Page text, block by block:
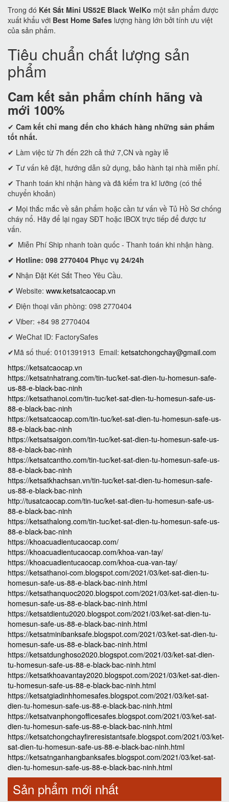
Trong đó Két Sắt Mini US52E Black WelKo một sản phẩm được
xuất khẩu với Best Home Safes lượng hàng lớn bởi tính ưu việt
của sản phẩm.
Tiêu chuẩn chất lượng sản
phẩm
Cam kết sản phẩm chính hãng và
mới 100%
✔ Cam kết chỉ mang đến cho khách hàng những sản phẩm
tốt nhất.
✔ Làm việc từ 7h đến 22h cả thứ 7,CN và ngày lễ
✔ Tư vấn kê đặt, hướng dẫn sử dụng, bảo hành tại nhà miễn phí.
✔ Thanh toán khi nhận hàng và đã kiểm tra kĩ lưỡng (có thể
chuyển khoản)
✔ Mọi thắc mắc về sản phẩm hoặc cần tư vấn về Tủ Hồ Sơ chống
cháy nổ. Hãy để lại ngay SĐT hoặc IBOX trực tiếp để được tư
vấn.
✔ Miễn Phí Ship nhanh toàn quốc - Thanh toán khi nhận hàng.
✔ Hotline: 098 2770404 Phục vụ 24/24h
✔ Nhận Đặt Két Sắt Theo Yêu Cầu.
✔ Website: www.ketsatcaocap.vn
✔ Điện thoại văn phòng: 098 2770404
✔ Viber: +84 98 2770404
✔ WeChat ID: FactorySafes
✔Mã số thuế: 0101391913 Email: ketsatchongchay@gmail.com
https://ketsatcaocap.vn
https://ketsatnhatrang.com/tin-tuc/ket-sat-dien-tu-homesun-safe-
us-88-e-black-bac-ninh
https://ketsathanoi.com/tin-tuc/ket-sat-dien-tu-homesun-safe-us-
88-e-black-bac-ninh
https://ketsatcaocap.com/tin-tuc/ket-sat-dien-tu-homesun-safe-us-
88-e-black-bac-ninh
https://ketsatsaigon.com/tin-tuc/ket-sat-dien-tu-homesun-safe-us-
88-e-black-bac-ninh
https://ketsatcantho.com/tin-tuc/ket-sat-dien-tu-homesun-safe-us-
88-e-black-bac-ninh
https://ketsatkhachsan.vn/tin-tuc/ket-sat-dien-tu-homesun-safe-
us-88-e-black-bac-ninh
http://tusatcaocap.com/tin-tuc/ket-sat-dien-tu-homesun-safe-us-
88-e-black-bac-ninh
https://ketsathalong.com/tin-tuc/ket-sat-dien-tu-homesun-safe-us-
88-e-black-bac-ninh
https://khoacuadientucaocap.com/
https://khoacuadientucaocap.com/khoa-van-tay/
https://khoacuadientucaocap.com/khoa-cua-van-tay/
https://ketsathanoi-com.blogspot.com/2021/03/ket-sat-dien-tu-
homesun-safe-us-88-e-black-bac-ninh.html
https://ketsathanquoc2020.blogspot.com/2021/03/ket-sat-dien-tu-
homesun-safe-us-88-e-black-bac-ninh.html
https://ketsatdientu2020.blogspot.com/2021/03/ket-sat-dien-tu-
homesun-safe-us-88-e-black-bac-ninh.html
https://ketsatminibanksafe.blogspot.com/2021/03/ket-sat-dien-tu-
homesun-safe-us-88-e-black-bac-ninh.html
https://ketsatdunghoso2020.blogspot.com/2021/03/ket-sat-dien-
tu-homesun-safe-us-88-e-black-bac-ninh.html
https://ketsatkhoavantay2020.blogspot.com/2021/03/ket-sat-dien-
tu-homesun-safe-us-88-e-black-bac-ninh.html
https://ketsatgiadinhhomesafes.blogspot.com/2021/03/ket-sat-
dien-tu-homesun-safe-us-88-e-black-bac-ninh.html
https://ketsatvanphongofficesafes.blogspot.com/2021/03/ket-sat-
dien-tu-homesun-safe-us-88-e-black-bac-ninh.html
https://ketsatchongchayfireresistantsafe.blogspot.com/2021/03/ket-
sat-dien-tu-homesun-safe-us-88-e-black-bac-ninh.html
https://ketsatnganhangbanksafes.blogspot.com/2021/03/ket-sat-
dien-tu-homesun-safe-us-88-e-black-bac-ninh.html
Sản phẩm mới nhất